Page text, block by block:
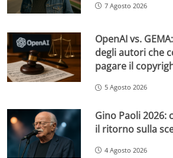
7 Agosto 2026
OpenAI vs.
degli autori che
pagare il
5 Agosto 2026
Gino Paoli
il ritorno sulla
4 Agosto 2026